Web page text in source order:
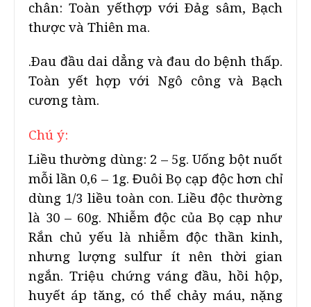
chân: Toàn yếthợp với Ðảg sâm, Bạch
thược và Thiên ma.
.Ðau đầu dai dẳng và đau do bệnh thấp.
Toàn yết hợp với Ngô công và Bạch
cương tàm.
Chú ý:
Liều thường dùng: 2 – 5g. Uống bột nuốt
mỗi lần 0,6 – 1g. Đuôi Bọ cạp độc hơn chỉ
dùng 1/3 liều toàn con. Liều độc thường
là 30 – 60g. Nhiễm độc của Bọ cạp như
Rắn chủ yếu là nhiễm độc thần kinh,
nhưng lượng sulfur ít nên thời gian
ngắn. Triệu chứng váng đầu, hồi hộp,
huyết áp tăng, có thể chảy máu, nặng